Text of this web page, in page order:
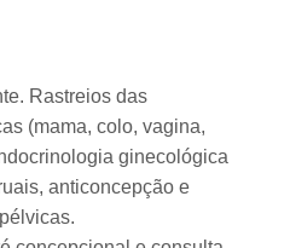
Rastreios das
(mama, colo, vagina,
ginecológica
anticoncepção e